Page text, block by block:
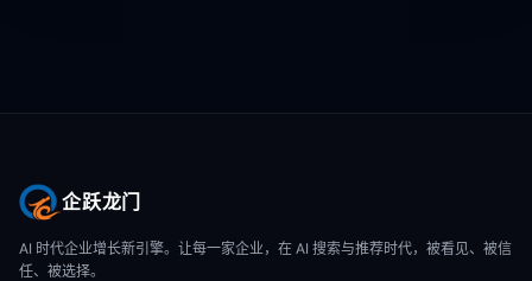
企跃龙门
AI 时代企业增长新引擎。让每一家企业，在 AI 搜索与推荐时代，被看见、被信
任、被选择。